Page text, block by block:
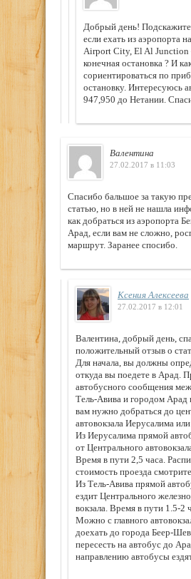
Добрый день!
если ехать из аэропорта
Airport City, El Al
конечная остановка ? И
сориентироваться по
остановку. Интересуюсь
947,950 до Нетании.
Валентина
27.02.2017 в 11:03
Спасибо бальшое за такую
статью, но в ней не нашла
как добраться из аэропорта
Арад, если вам не сложно,
маршрут. Заранее спосибо.
Ксения Алексеева
27.02.2017 в 12:01
Валентина, добрый день,
положительный отзыв о
Для начала, вы должны
откуда вы поедете в Арад.
автобусного сообщения
Тель-Авива и городом Арад
вам нужно добраться до
автовокзала Иерусалима
Из Иерусалима прямой
от Центрального
Время в пути 2,5 часа.
стоимость проезда
Из Тель-Авива прямой
ездит Центрального
вокзала. Время в пути 1.5-2
Можно с главного
доехать до города Беер-
пересесть на автобус до
направлению автобусы